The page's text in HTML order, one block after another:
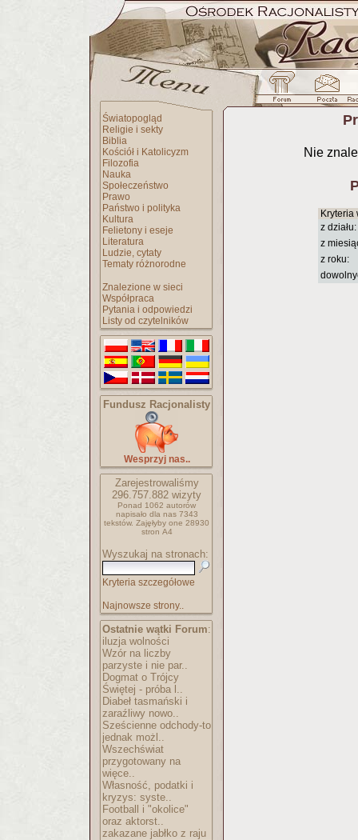
Światopogląd
Religie i sekty
Biblia
Kościół i Katolicyzm
Filozofia
Nauka
Społeczeństwo
Prawo
Państwo i polityka
Kultura
Felietony i eseje
Literatura
Ludzie, cytaty
Tematy różnorodne
Znalezione w sieci
Współpraca
Pytania i odpowiedzi
Listy od czytelników
Fundusz Racjonalisty
Wesprzyj nas..
Zarejestrowaliśmy
296.757.882 wizyty
Ponad 1062 autorów
napisało dla nas 7343
tekstów. Zajęłyby one 28930
stron A4
Wyszukaj na stronach:
Kryteria szczegółowe
Najnowsze strony..
Ostatnie wątki Forum:
iluzja wolności
Wzór na liczby
parzyste i nie par..
Dogmat o Trójcy
Świętej - próba l..
Diabeł tasmański i
zaraźliwy nowo..
Sześcienne odchody-to
jednak możl..
Wszechświat
przygotowany na
więce..
Własność, podatki i
kryzys: syste..
Football i "okolice"
oraz aktorst..
zakazane jabłko z raju
Nie
Kryteria
z działu:
z
z roku: